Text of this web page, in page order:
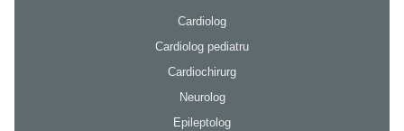
Cardiolog
Cardiolog pediatru
Cardiochirurg
Neurolog
Epileptolog